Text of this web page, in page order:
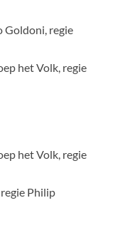
Goldoni, regie
het Volk, regie
het Volk, regie
Philip